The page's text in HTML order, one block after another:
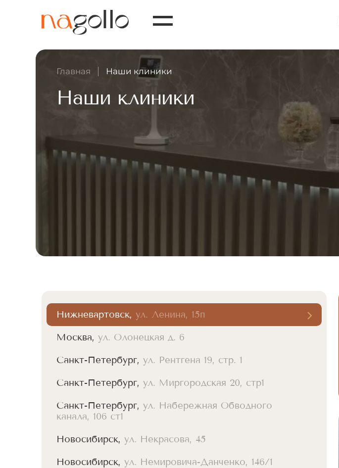
Главная Наши клиники
Наши клиники
Нижневартовск, ул. Ленина, 15п
Москва, ул. Олонецкая д. 6
Санкт-Петербург, ул. Рентгена 19, стр. 1
Санкт-Петербург, ул. Миргородская 20, стр1
Санкт-Петербург, ул. Набережная Обводного
канала, 106 ст1
Новосибирск, ул. Некрасова, 45
Новосибирск, ул. Немировича-Данченко, 146/1